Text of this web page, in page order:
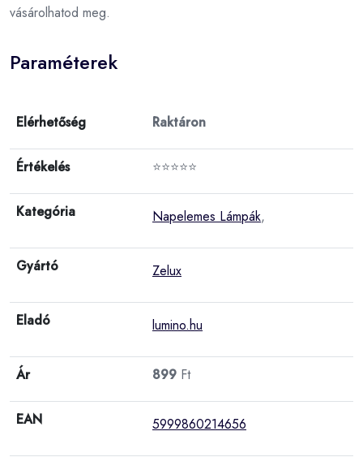
vásárolhatod meg.
Paraméterek
Elérhetőség Raktáron
Értékelés ⭐⭐⭐⭐⭐
Kategória Napelemes Lámpák,
Gyártó Zelux
Eladó lumino.hu
Ár 899 Ft
EAN 5999860214656